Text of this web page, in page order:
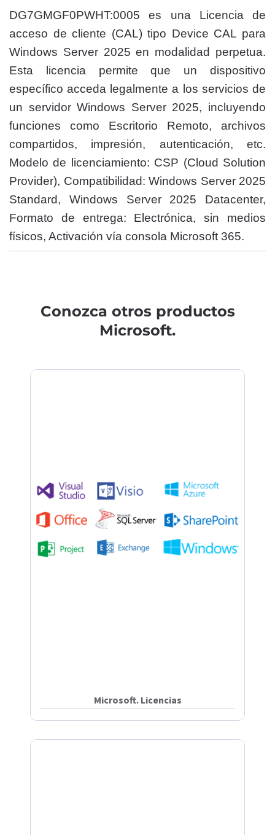
DG7GMGF0PWHT:0005 es una Licencia de
acceso de cliente (CAL) tipo Device CAL para
Windows Server 2025 en modalidad perpetua.
Esta licencia permite que un dispositivo
específico acceda legalmente a los servicios de
un servidor Windows Server 2025, incluyendo
funciones como Escritorio Remoto, archivos
compartidos, impresión, autenticación, etc.
Modelo de licenciamiento: CSP (Cloud Solution
Provider), Compatibilidad: Windows Server 2025
Standard, Windows Server 2025 Datacenter,
Formato de entrega: Electrónica, sin medios
físicos, Activación vía consola Microsoft 365.
Conozca otros productos
Microsoft.
Microsoft. Licencias